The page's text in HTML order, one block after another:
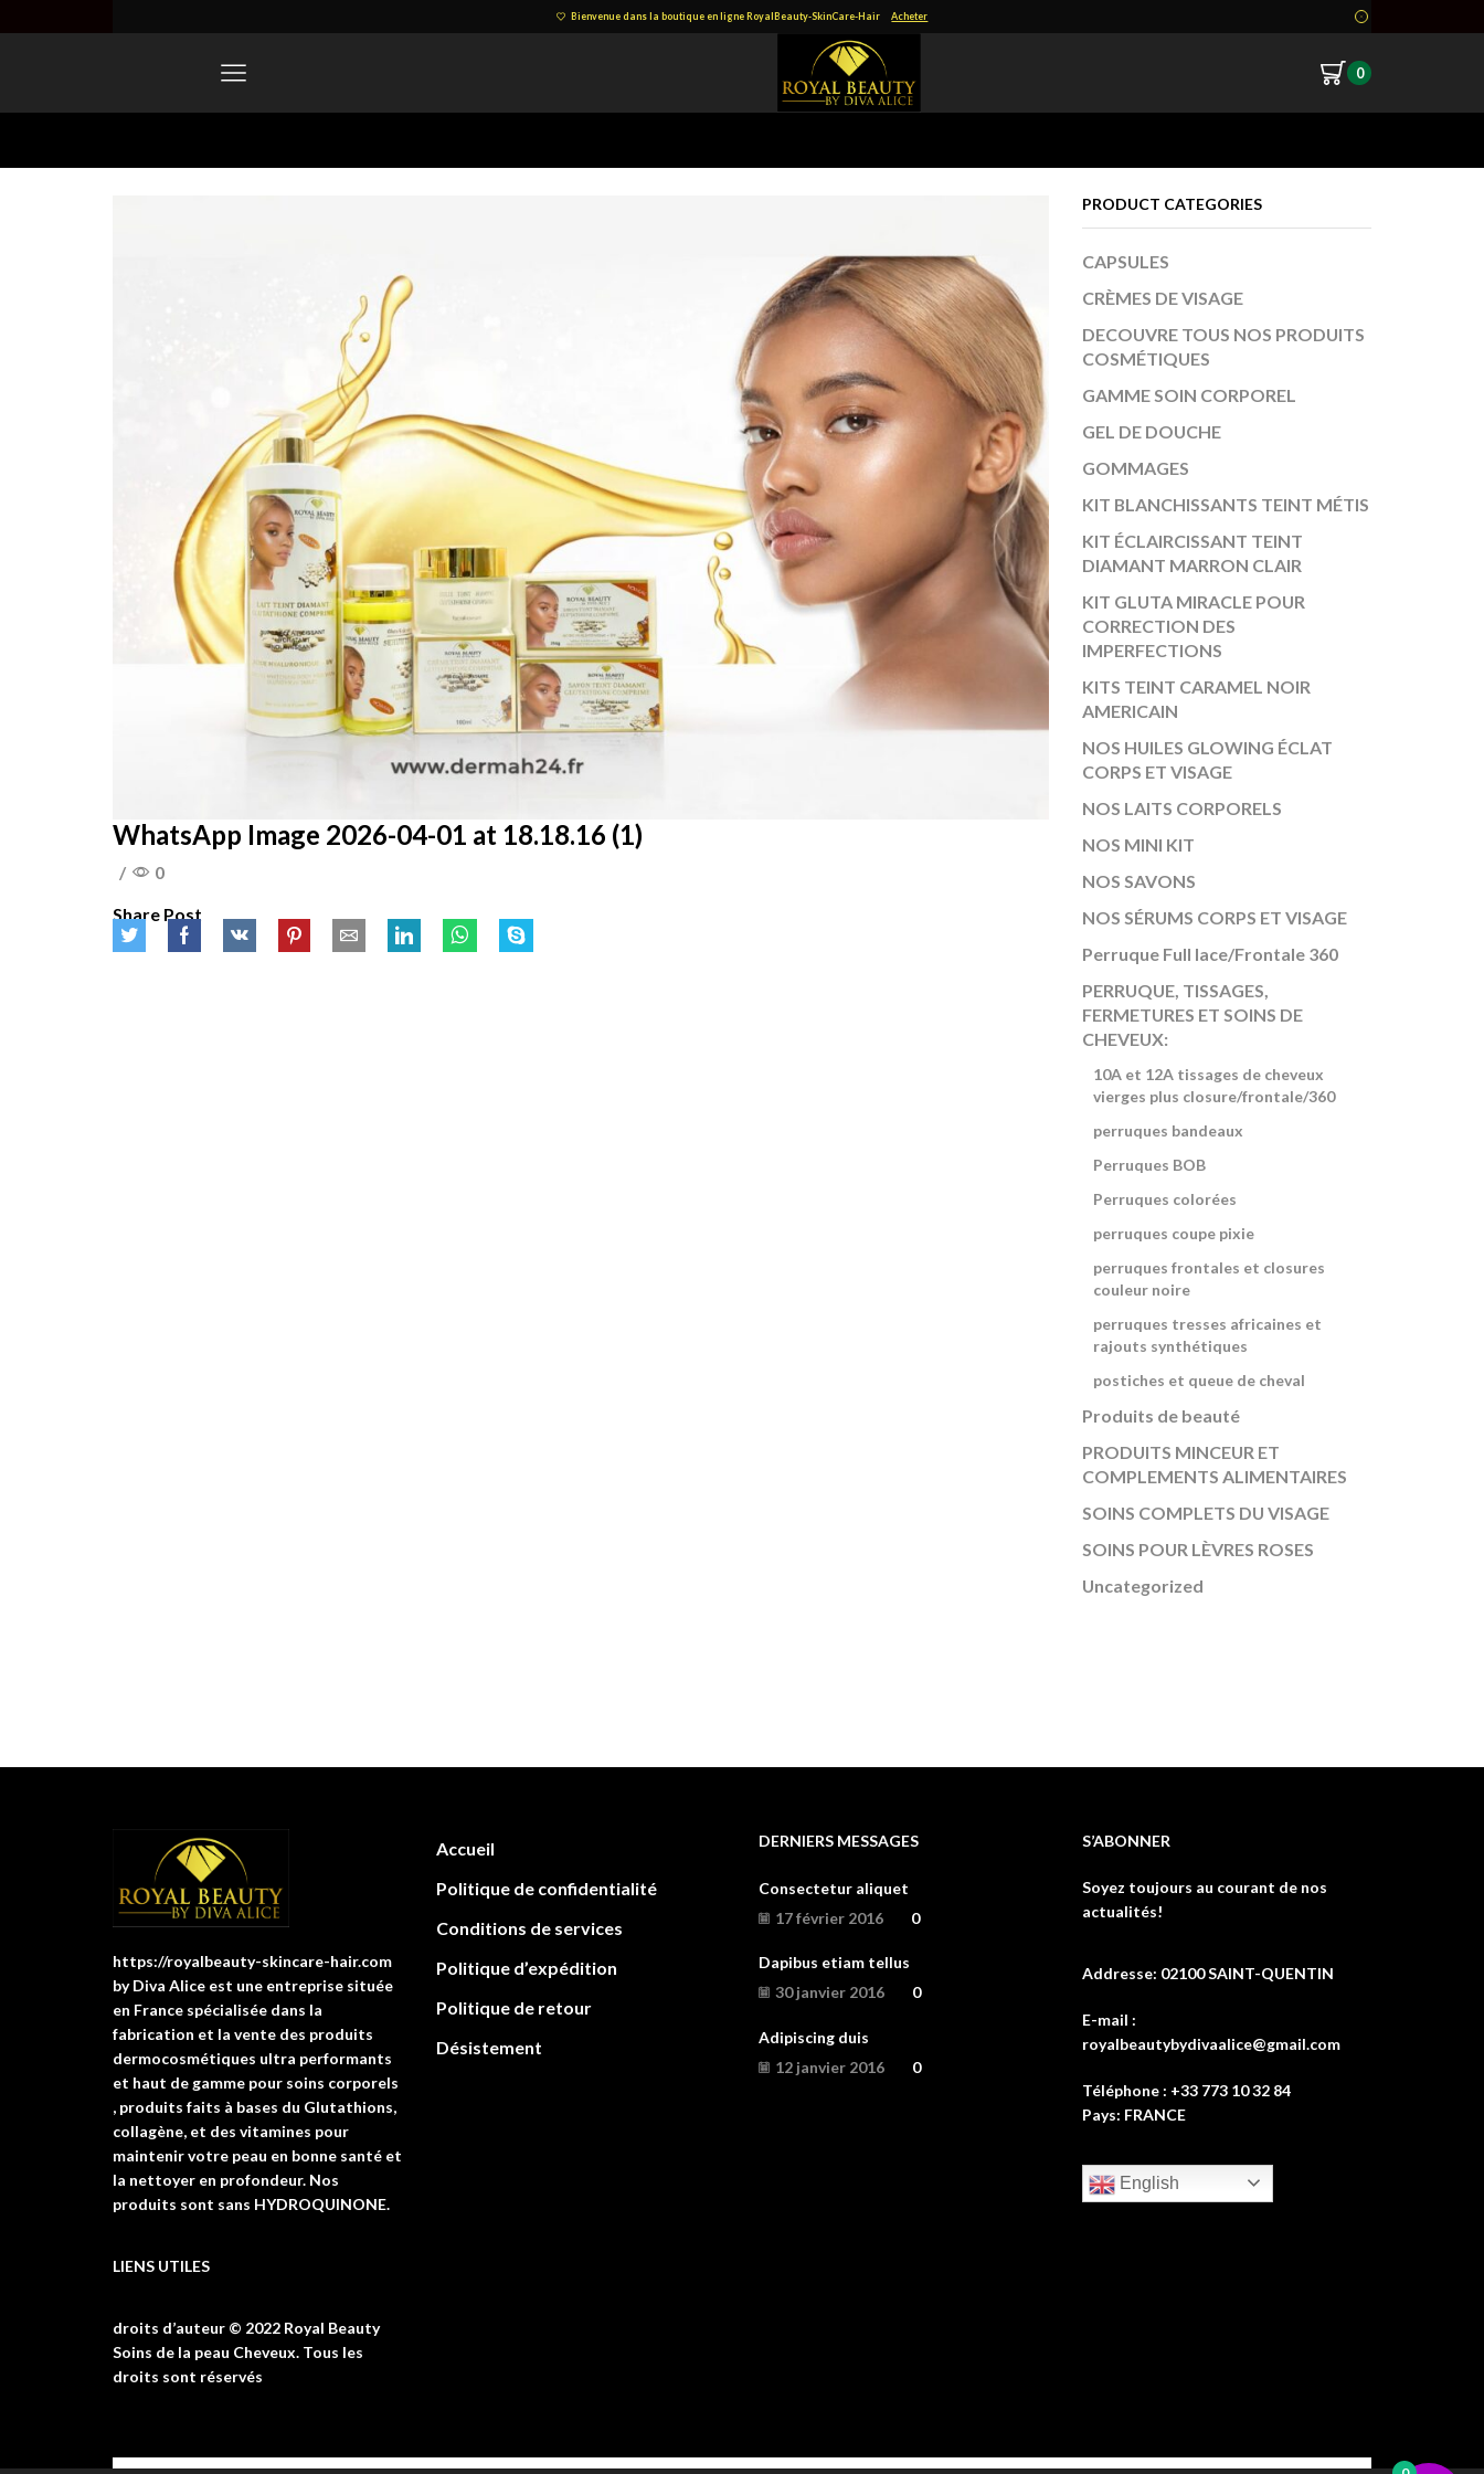
Bienvenue dans la boutique en ligne RoyalBeauty-SkinCare-Hair Acheter
0
WhatsApp Image 2026-04-01 at 18.18.16 (1)
/
0
Share Post
PRODUCT CATEGORIES
CAPSULES
CRÈMES DE VISAGE
DECOUVRE TOUS NOS PRODUITS
COSMÉTIQUES
GAMME SOIN CORPOREL
GEL DE DOUCHE
GOMMAGES
KIT BLANCHISSANTS TEINT MÉTIS
KIT ÉCLAIRCISSANT TEINT
DIAMANT MARRON CLAIR
KIT GLUTA MIRACLE POUR
CORRECTION DES
IMPERFECTIONS
KITS TEINT CARAMEL NOIR
AMERICAIN
NOS HUILES GLOWING ÉCLAT
CORPS ET VISAGE
NOS LAITS CORPORELS
NOS MINI KIT
NOS SAVONS
NOS SÉRUMS CORPS ET VISAGE
Perruque Full lace/Frontale 360
PERRUQUE, TISSAGES,
FERMETURES ET SOINS DE
CHEVEUX:
10A et 12A tissages de cheveux
vierges plus closure/frontale/360
perruques bandeaux
Perruques BOB
Perruques colorées
perruques coupe pixie
perruques frontales et closures
couleur noire
perruques tresses africaines et
rajouts synthétiques
postiches et queue de cheval
Produits de beauté
PRODUITS MINCEUR ET
COMPLEMENTS ALIMENTAIRES
SOINS COMPLETS DU VISAGE
SOINS POUR LÈVRES ROSES
Uncategorized
https://royalbeauty-skincare-hair.com
by Diva Alice est une entreprise située
en France spécialisée dans la
fabrication et la vente des produits
dermocosmétiques ultra performants
et haut de gamme pour soins corporels
, produits faits à bases du Glutathions,
collagène, et des vitamines pour
maintenir votre peau en bonne santé et
la nettoyer en profondeur. Nos
produits sont sans HYDROQUINONE.
LIENS UTILES
droits d’auteur © 2022 Royal Beauty
Soins de la peau Cheveux. Tous les
droits sont réservés
Accueil
Politique de confidentialité
Conditions de services
Politique d’expédition
Politique de retour
Désistement
DERNIERS MESSAGES
Consectetur aliquet
17 février 2016
0
Dapibus etiam tellus
30 janvier 2016
0
Adipiscing duis
12 janvier 2016
0
S’ABONNER
Soyez toujours au courant de nos
actualités!
Addresse: 02100 SAINT-QUENTIN
E-mail :
royalbeautybydivaalice@gmail.com
Téléphone : +33 773 10 32 84
Pays: FRANCE
English